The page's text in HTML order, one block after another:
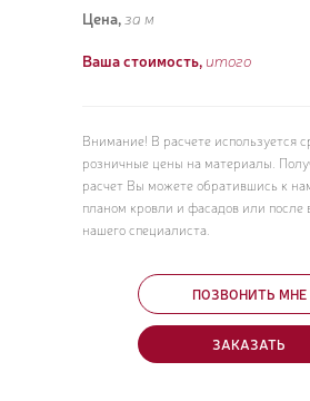
Цена, за м
Ваша стоимость, итого
Внимание! В расчете используется
розничные цены на материалы.
расчет Вы можете обратившись к
планом кровли и фасадов или после
нашего специалиста.
ПОЗВОНИТЬ МНЕ
ЗАКАЗАТЬ